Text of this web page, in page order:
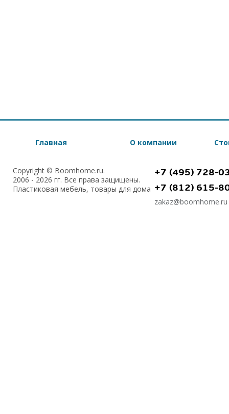
Главная О компании
Copyright © Boomhome.ru.
2006 - 2026 гг. Все права защищены.
Пластиковая мебель, товары для дома
+7 (495) 728-
+7 (812) 615-
zakaz@boomhome.ru